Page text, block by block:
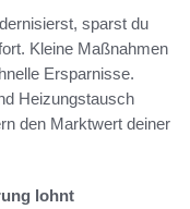
sparst du
Kleine Maßnahmen
Ersparnisse.
Heizungstausch
den Marktwert deiner
lohnt